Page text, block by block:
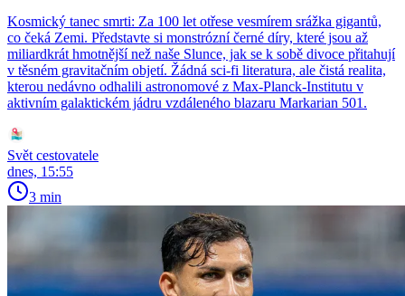
Kosmický tanec smrti: Za 100 let otřese vesmírem srážka gigantů,
co čeká Zemi. Představte si monstrózní černé díry, které jsou až
miliardkrát hmotnější než naše Slunce, jak se k sobě divoce přitahují
v těsném gravitačním objetí. Žádná sci-fi literatura, ale čistá realita,
kterou nedávno odhalili astronomové z Max-Planck-Institutu v
aktivním galaktickém jádru vzdáleného blazaru Markarian 501.
Svět cestovatele
dnes, 15:55
3 min